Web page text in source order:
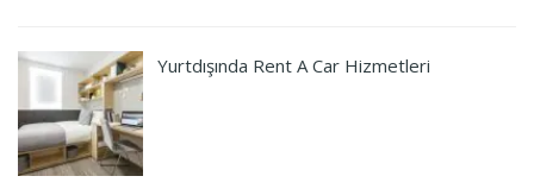
Yurtdışında Rent A Car Hizmetleri